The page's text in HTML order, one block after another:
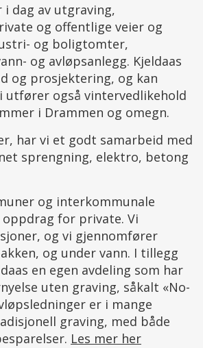
dag av utgraving,
og offentlige veier og
og boligtomter,
og avløpsanlegg. Kjeldaas
og prosjektering, og kan
utfører også vintervedlikehold
i Drammen og omegn.
har vi et godt samarbeid med
sprengning, elektro, betong
og interkommunale
for private. Vi
og vi gjennomfører
og under vann. I tillegg
en egen avdeling som har
uten graving, såkalt «No-
er i mange
graving, med både
Les mer her